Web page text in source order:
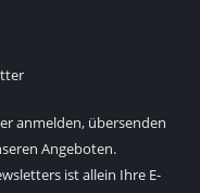
anmelden, übersenden
Angeboten.
ist allein Ihre E-